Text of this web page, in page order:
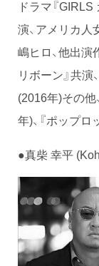
ドラマ『
演、アメリカ人
嶋ヒロ、他出
リボーン』共演
(2016年)その他
年)、『ポップロ
●真柴 幸平